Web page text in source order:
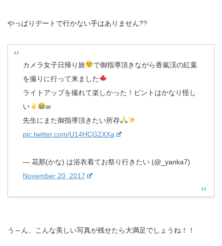
やっぱりデートで行かない手はありません??
カメラ女子日帰り旅
で御指導頂きながら香嵐渓の紅葉
を撮りに行って来ました
ライトアップを撮れて楽しかった！ピントはかなり怪し
い
w
先生にまた御指導頂きたい所存
pic.twitter.com/U14HCG2XXa
— 花那(かな) は浴衣着てお祭り行きたい (@_yanka7)
November 20, 2017
う～ん、こんな美しい写真が残せたら大満足でしょうね！！